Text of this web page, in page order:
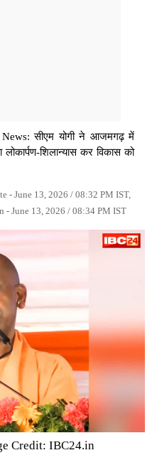
सीएम योगी ने आजमगढ़ में
शिलान्यास कर विकास को
- June 13, 2026 / 08:32 PM IST,
- June 13, 2026 / 08:34 PM IST
Credit: IBC24.in